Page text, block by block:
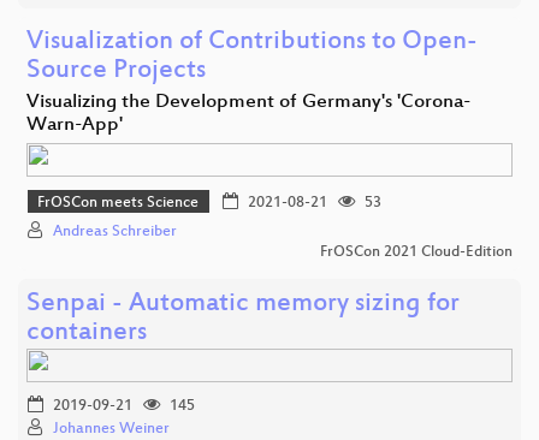
Visualization of Contributions to Open-
Source Projects
Visualizing the Development of Germany's 'Corona-
Warn-App'
FrOSCon meets Science 2021-08-21
53
Andreas Schreiber
FrOSCon 2021 Cloud-Edition
Senpai - Automatic memory sizing for
containers
2019-09-21
145
Johannes Weiner